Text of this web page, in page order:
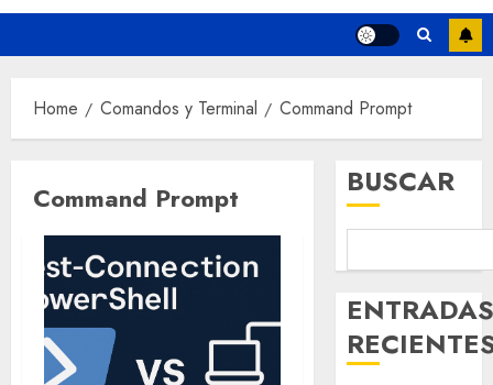
Home Comandos y Terminal Command Prompt
Command Prompt BUSCAR